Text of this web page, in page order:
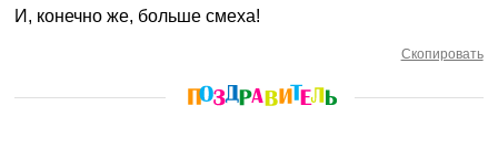
И, конечно же, больше смеха!
Скопировать